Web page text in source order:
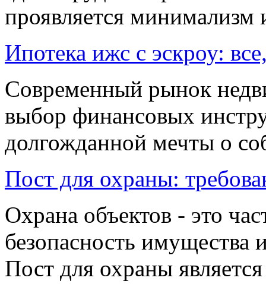
проявляется минимализм
Ипотека ижс с эскроу:
Современный рынок
выбор финансовых
долгожданной мечты о
Пост для охраны:
Охрана объектов - это
безопасность имущества
Пост для охраны